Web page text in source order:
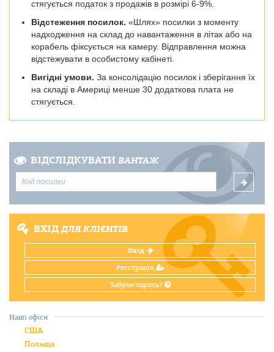
стягується податок з продажів в розмірі 6-9%.
Відстеження посилок. «Шлях» посилки з моменту
надходження на склад до навантаження в літак або на
корабель фіксується на камеру. Відправлення можна
відстежувати в особистому кабінеті.
Вигідні умови. За консолідацію посилок і зберігання їх
на складі в Америці менше 30 додаткова плата не
стягується.
ВІДСЛІДКУВАТИ ВАНТАЖ
ВХІДДЛЯ КЛІЄНТІВ
Вхід
Реєстрація
Забули пароль?
Наші офіси
США
Польща